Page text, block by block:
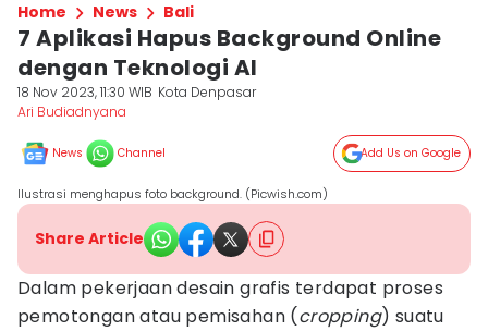
Home News Bali
7 Aplikasi Hapus Background Online
dengan Teknologi AI
18 Nov 2023, 11:30 WIB Kota Denpasar
Ari Budiadnyana
News Channel Add Us on Google
Ilustrasi menghapus foto background. (Picwish.com)
Share Article
Dalam pekerjaan desain grafis terdapat proses
pemotongan atau pemisahan (cropping) suatu